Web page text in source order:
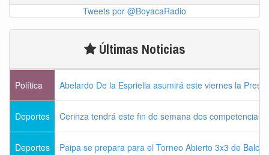
Tweets por @BoyacaRadio
Últimas Noticias
Política Abelardo De la Espriella asumirá este viernes la
Deportes Cerinza tendrá este fin de semana dos competencias
Deportes Paipa se prepara para el Torneo Abierto 3x3 de